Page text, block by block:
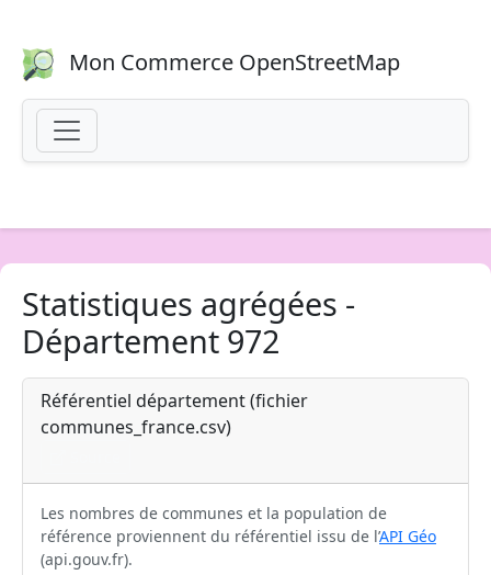
Mon Commerce OpenStreetMap
Statistiques agrégées -
Département 972
Référentiel département (fichier
communes_france.csv)
Les nombres de communes et la population de
référence proviennent du référentiel issu de l’API Géo
(api.gouv.fr).